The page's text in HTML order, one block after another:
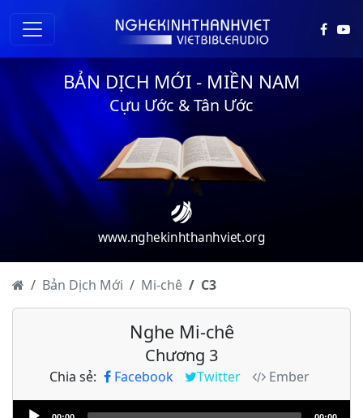
BẢN DỊCH MỚI - MIỀN NAM
Cựu Ước & Tân Ước
www.nghekinhthanhviet.org
Bản Dịch Mới Mi-chê C3
Nghe Mi-chê
Chương 3
Chia sẻ: Facebook Twitter
Ember
Audio